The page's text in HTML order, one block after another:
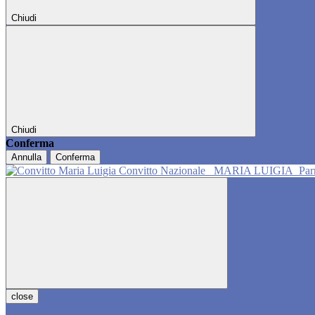
Chiudi
Chiudi
Conferma
Annulla Conferma
Convitto Nazionale MARIA LUIGIA
close